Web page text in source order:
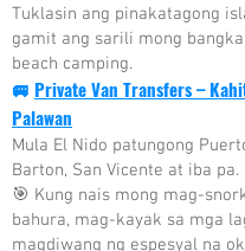
Tuklasin ang pinakatagong
gamit ang sarili mong
beach camping.
🚐 Private Van Transfers –
Palawan
Mula El Nido patungong
Barton, San Vicente at iba pa.
🎯 Kung nais mong mag-
bahura, mag-kayak sa mga
magdiwang ng espesyal na